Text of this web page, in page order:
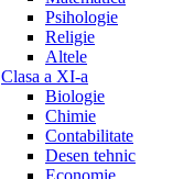
Psihologie
Religie
Altele
Clasa a XI-a
Biologie
Chimie
Contabilitate
Desen tehnic